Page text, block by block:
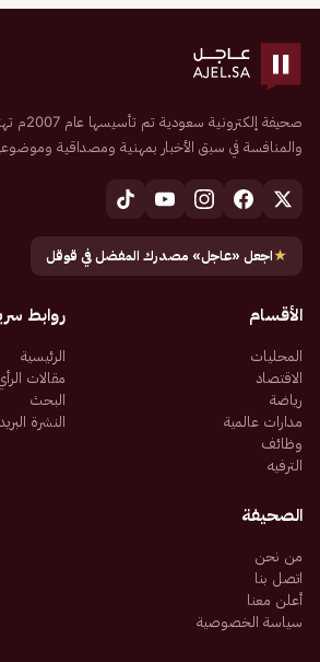
صحيفة
والمنافسة في سبق الأخبار بمهنية ومصداقية
★اجعل «عاجل» مصدرك المفضل في قوقل
الأقسام
المحليات
الاقتصاد
رياضة
مدارات عالمية
وظائف
الترفيه
روابط
الرئيسية
مقالات
البحث
النشرة
الصحيفة
من نحن
اتصل بنا
أعلن معنا
سياسة الخصوصية